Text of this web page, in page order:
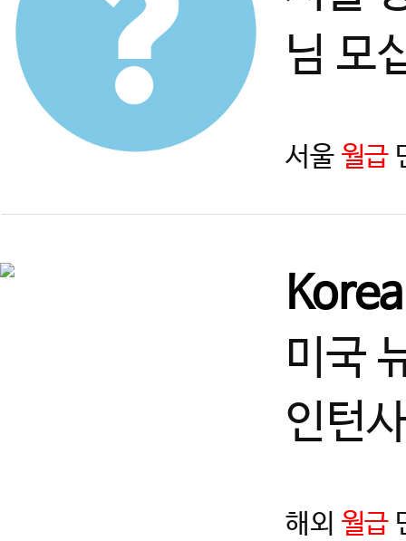
님 모
서울 월급
미국
인턴
해외 월급